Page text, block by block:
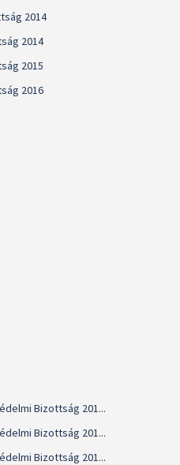
2014
2014
2015
2016
Bizottság 201...
Bizottság 201...
Bizottság 201...